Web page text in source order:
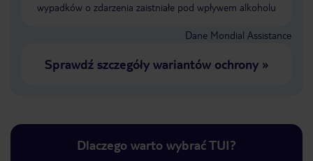
wypadków o zdarzenia zaistniałe pod wpływem alkoholu
Dane Mondial Assistance
Sprawdź szczegóły wariantów ochrony»
Dlaczego warto wybrać TUI?